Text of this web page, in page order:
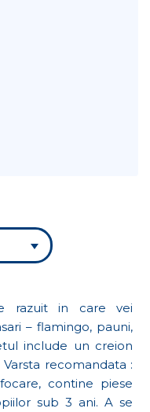
razuit in care vei
– flamingo, pauni,
include un creion
recomandata :
contine piese
sub 3 ani. A se